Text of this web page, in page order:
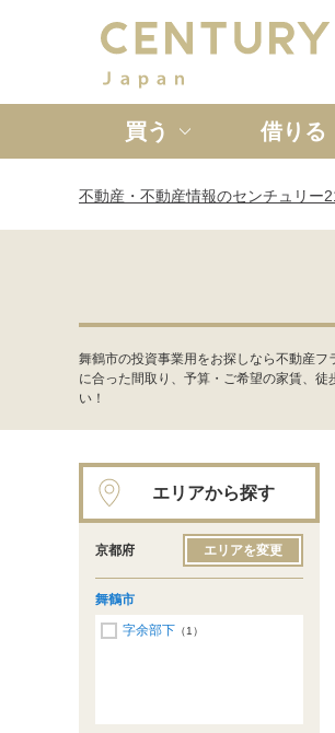
買う
新築一戸建て
借りる
不動産・不動産情報のセンチュリー
舞鶴市の投資事業用をお探しなら不動産
に合った間取り、予算・ご希望の家賃、
い！
エリアから探す
京都府 エリアを変更
舞鶴市
字余部下 （1）